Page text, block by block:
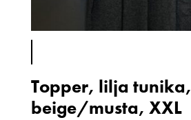
Topper, lilja tunika,
beige/musta, XXL